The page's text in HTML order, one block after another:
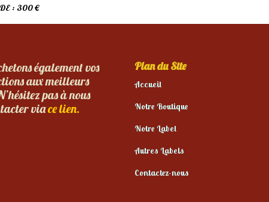
: 300 €
également vos
aux meilleurs
pas à nous
viace lien.
Plan du Site
Accueil
Notre Boutique
Notre Label
Autres Labels
Contactez-nous